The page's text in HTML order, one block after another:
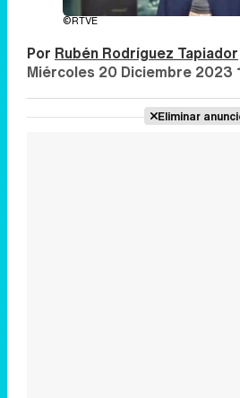
©RTVE
Por Rubén Rodríguez Tapiador
Miércoles 20 Diciembre 2023
Eliminar